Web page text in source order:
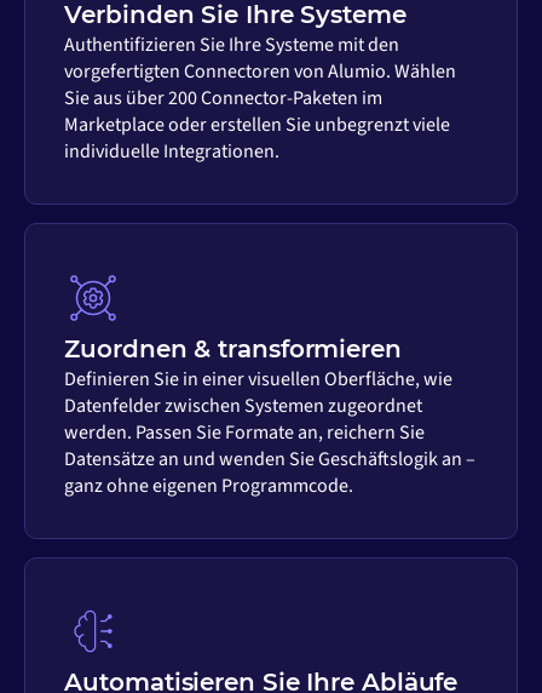
Verbinden Sie Ihre Systeme
Authentifizieren Sie Ihre Systeme mit den
vorgefertigten Connectoren von Alumio. Wählen
Sie aus über 200 Connector-Paketen im
Marketplace oder erstellen Sie unbegrenzt viele
individuelle Integrationen.
Zuordnen & transformieren
Definieren Sie in einer visuellen Oberfläche, wie
Datenfelder zwischen Systemen zugeordnet
werden. Passen Sie Formate an, reichern Sie
Datensätze an und wenden Sie Geschäftslogik an –
ganz ohne eigenen Programmcode.
Automatisieren Sie Ihre Abläufe